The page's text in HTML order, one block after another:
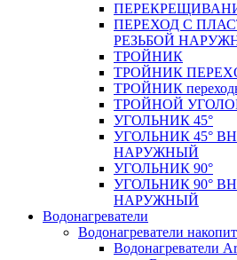
ПЕРЕХОД С
РЕЗЬБОЙ
ТРОЙНИК
ТРОЙНИК
ТРОЙНИК
ТРОЙНОЙ
УГОЛЬНИК 45°
УГОЛЬНИК 45°
НАРУЖНЫЙ
УГОЛЬНИК 90°
УГОЛЬНИК 90°
НАРУЖНЫЙ
Водонагреватели
Водонагреватели
Водонагреватели